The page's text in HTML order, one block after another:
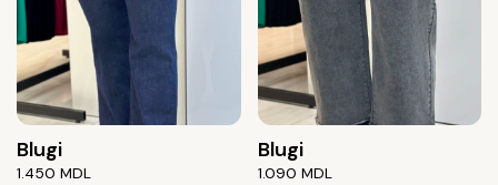
Blugi
1.450 MDL
Blugi
1.090 MDL